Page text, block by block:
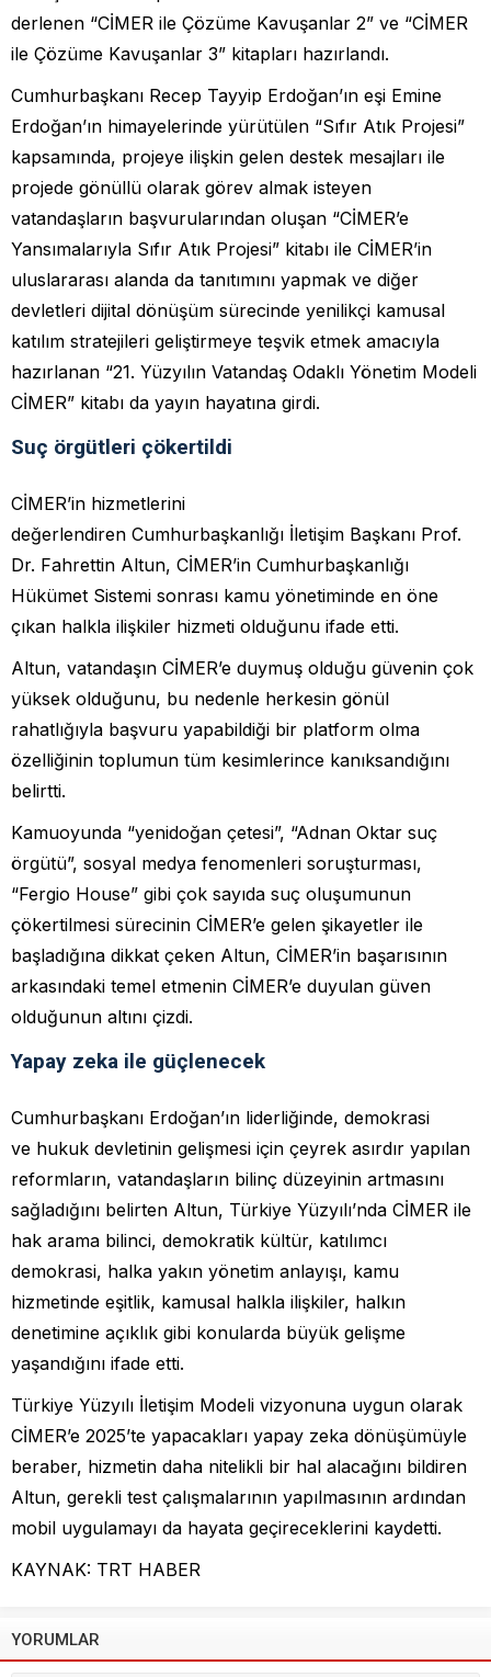
derlenen “CİMER ile Çözüme Kavuşanlar 2” ve “CİMER
ile Çözüme Kavuşanlar 3” kitapları hazırlandı.
Cumhurbaşkanı Recep Tayyip Erdoğan’ın eşi Emine
Erdoğan’ın himayelerinde yürütülen “Sıfır Atık Projesi”
kapsamında, projeye ilişkin gelen destek mesajları ile
projede gönüllü olarak görev almak isteyen
vatandaşların başvurularından oluşan “CİMER’e
Yansımalarıyla Sıfır Atık Projesi” kitabı ile CİMER’in
uluslararası alanda da tanıtımını yapmak ve diğer
devletleri dijital dönüşüm sürecinde yenilikçi kamusal
katılım stratejileri geliştirmeye teşvik etmek amacıyla
hazırlanan “21. Yüzyılın Vatandaş Odaklı Yönetim Modeli
CİMER” kitabı da yayın hayatına girdi.
Suç örgütleri çökertildi
CİMER’in hizmetlerini
değerlendiren Cumhurbaşkanlığı İletişim Başkanı Prof.
Dr. Fahrettin Altun, CİMER’in Cumhurbaşkanlığı
Hükümet Sistemi sonrası kamu yönetiminde en öne
çıkan halkla ilişkiler hizmeti olduğunu ifade etti.
Altun, vatandaşın CİMER’e duymuş olduğu güvenin çok
yüksek olduğunu, bu nedenle herkesin gönül
rahatlığıyla başvuru yapabildiği bir platform olma
özelliğinin toplumun tüm kesimlerince kanıksandığını
belirtti.
Kamuoyunda “yenidoğan çetesi”, “Adnan Oktar suç
örgütü”, sosyal medya fenomenleri soruşturması,
“Fergio House” gibi çok sayıda suç oluşumunun
çökertilmesi sürecinin CİMER’e gelen şikayetler ile
başladığına dikkat çeken Altun, CİMER’in başarısının
arkasındaki temel etmenin CİMER’e duyulan güven
olduğunun altını çizdi.
Yapay zeka ile güçlenecek
Cumhurbaşkanı Erdoğan’ın liderliğinde, demokrasi
ve hukuk devletinin gelişmesi için çeyrek asırdır yapılan
reformların, vatandaşların bilinç düzeyinin artmasını
sağladığını belirten Altun, Türkiye Yüzyılı’nda CİMER ile
hak arama bilinci, demokratik kültür, katılımcı
demokrasi, halka yakın yönetim anlayışı, kamu
hizmetinde eşitlik, kamusal halkla ilişkiler, halkın
denetimine açıklık gibi konularda büyük gelişme
yaşandığını ifade etti.
Türkiye Yüzyılı İletişim Modeli vizyonuna uygun olarak
CİMER’e 2025’te yapacakları yapay zeka dönüşümüyle
beraber, hizmetin daha nitelikli bir hal alacağını bildiren
Altun, gerekli test çalışmalarının yapılmasının ardından
mobil uygulamayı da hayata geçireceklerini kaydetti.
KAYNAK: TRT HABER
YORUMLAR